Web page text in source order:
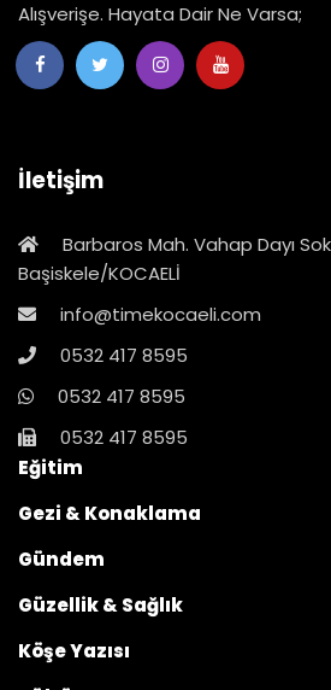
Alışverişe. Hayata Dair Ne Varsa;
İletişim
Barbaros Mah. Vahap Dayı
Başiskele/KOCAELİ
info@timekocaeli.com
0532 417 8595
0532 417 8595
0532 417 8595
Eğitim
Gezi & Konaklama
Gündem
Güzellik & Sağlık
Köşe Yazısı